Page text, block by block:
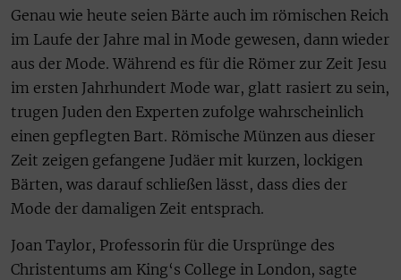
Genau wie heute seien Bärte auch im römischen Reich
im Laufe der Jahre mal in Mode gewesen, dann wieder
aus der Mode. Während es für die Römer zur Zeit Jesu
im ersten Jahrhundert Mode war, glatt rasiert zu sein,
trugen Juden den Experten zufolge wahrscheinlich
einen gepflegten Bart. Römische Münzen aus dieser
Zeit zeigen gefangene Judäer mit kurzen, lockigen
Bärten, was darauf schließen lässt, dass dies der
Mode der damaligen Zeit entsprach.
Joan Taylor, Professorin für die Ursprünge des
Christentums am King‘s College in London, sagte